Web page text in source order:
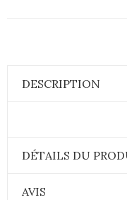
DESCRIPTION
DÉTAILS DU
AVIS